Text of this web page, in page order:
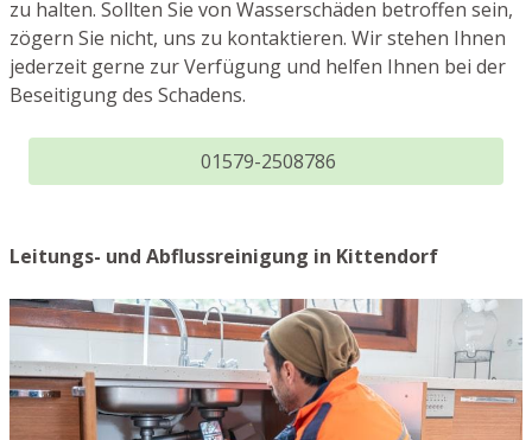
zu halten. Sollten Sie von Wasserschäden betroffen sein,
zögern Sie nicht, uns zu kontaktieren. Wir stehen Ihnen
jederzeit gerne zur Verfügung und helfen Ihnen bei der
Beseitigung des Schadens.
01579-2508786
Leitungs- und Abflussreinigung in Kittendorf